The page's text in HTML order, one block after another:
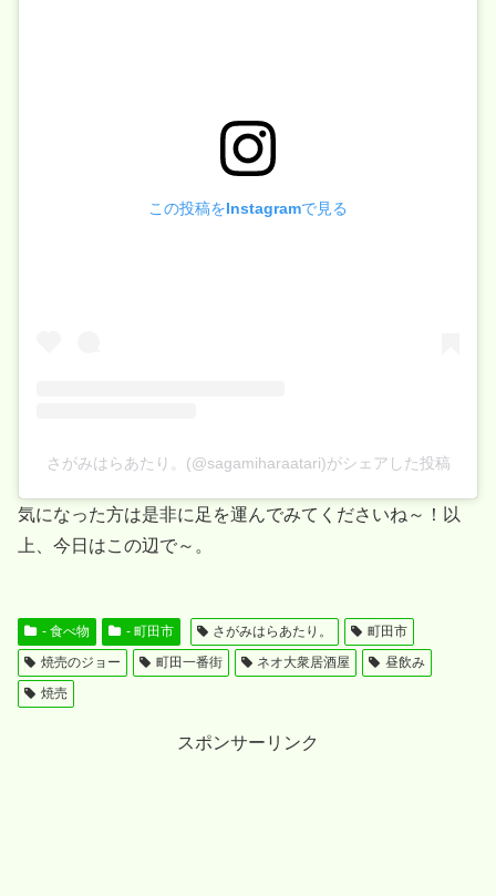
この投稿をInstagramで見る
さがみはらあたり。(@sagamiharaatari)がシェアした投稿
気になった方は是非に足を運んでみてくださいね～！以
上、今日はこの辺で～。
- 食べ物 - 町田市 さがみはらあたり。
町田市
焼売のジョー
町田一番街 ネオ大衆居酒屋
昼飲み
焼売
スポンサーリンク